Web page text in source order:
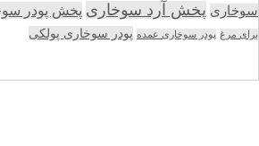
سوخاری پخش آرد سوخاری پخش پودر
برای مرغ پودر سوخاری عمده پودر سوخاری پولکی